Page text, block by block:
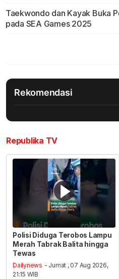
Taekwondo dan Kayak Buka
pada SEA Games 2025
Rekomendasi
Republika TV
Polisi Diduga Terobos Lampu
Merah Tabrak Balita hingga
Tewas
Dailynews - Jumat , 07 Aug 2026,
21:15 WIB